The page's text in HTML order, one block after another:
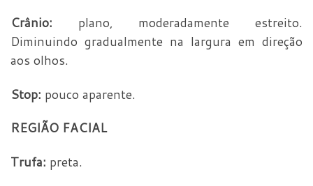
Crânio: plano, moderadamente estreito.
Diminuindo gradualmente na largura em direção
aos olhos.
Stop: pouco aparente.
REGIÃO FACIAL
Trufa: preta.